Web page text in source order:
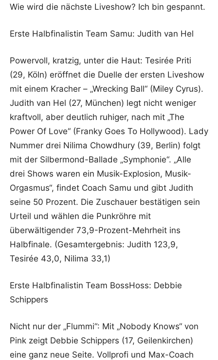
Wie wird die nächste Liveshow? Ich bin gespannt.
Erste Halbfinalistin Team Samu: Judith van Hel
Powervoll, kratzig, unter die Haut: Tesirée Priti
(29, Köln) eröffnet die Duelle der ersten Liveshow
mit einem Kracher – „Wrecking Ball“ (Miley Cyrus).
Judith van Hel (27, München) legt nicht weniger
kraftvoll, aber deutlich ruhiger, nach mit „The
Power Of Love“ (Franky Goes To Hollywood). Lady
Nummer drei Nilima Chowdhury (39, Berlin) folgt
mit der Silbermond-Ballade „Symphonie“. „Alle
drei Shows waren ein Musik-Explosion, Musik-
Orgasmus“, findet Coach Samu und gibt Judith
seine 50 Prozent. Die Zuschauer bestätigen sein
Urteil und wählen die Punkröhre mit
überwältigender 73,9-Prozent-Mehrheit ins
Halbfinale. (Gesamtergebnis: Judith 123,9,
Tesirée 43,0, Nilima 33,1)
Erste Halbfinalistin Team BossHoss: Debbie
Schippers
Nicht nur der „Flummi“: Mit „Nobody Knows“ von
Pink zeigt Debbie Schippers (17, Geilenkirchen)
eine ganz neue Seite. Vollprofi und Max-Coach